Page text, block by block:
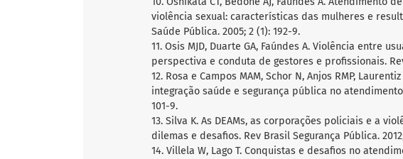
violência sexual: características das mulheres e
Saúde Pública. 2005; 2 (1): 192-9.
11. Osis MJD, Duarte GA, Faúndes A. Violência entre
perspectiva e conduta de gestores e profissionais.
12. Rosa e Campos MAM, Schor N, Anjos RMP,
integração saúde e segurança pública no
101-9.
13. Silva K. As DEAMs, as corporações policiais e a
dilemas e desafios. Rev Brasil Segurança Pública.
14. Villela W, Lago T. Conquistas e desafios no